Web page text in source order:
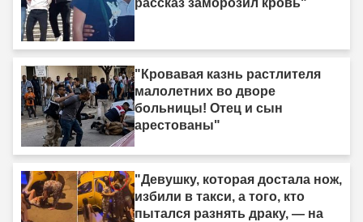
рассказ заморозил кровь"
"Кровавая казнь растлителя
малолетних во дворе
больницы! Отец и сын
арестованы"
"Девушку, которая достала нож,
избили в такси, а того, кто
пытался разнять драку, — на